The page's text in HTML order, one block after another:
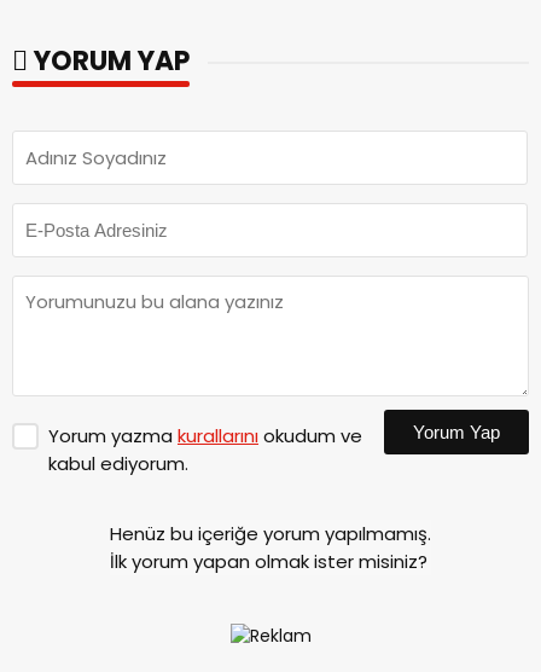
YORUM YAP
Yorum yazma kurallarınıokudum ve
kabul ediyorum.
Yorum Yap
Henüz bu içeriğe yorum yapılmamış.
İlk yorum yapan olmak ister misiniz?